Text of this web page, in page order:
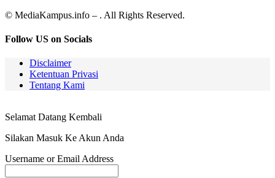
© MediaKampus.info – . All Rights Reserved.
Follow US on Socials
Disclaimer
Ketentuan Privasi
Tentang Kami
Selamat Datang Kembali
Silakan Masuk Ke Akun Anda
Username or Email Address